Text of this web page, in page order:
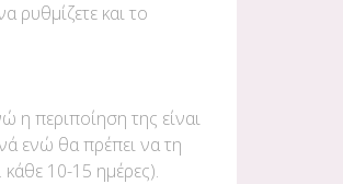
ρυθμίζετε και το
η περιποίηση της είναι
ενώ θα πρέπει να τη
10-15 ημέρες).